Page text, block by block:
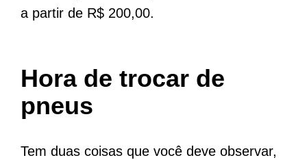
a partir de R$ 200,00.
Hora de trocar de
pneus
Tem duas coisas que você deve observar,